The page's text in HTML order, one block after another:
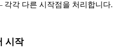
각 다른 시작점을 처리합니다.
시작